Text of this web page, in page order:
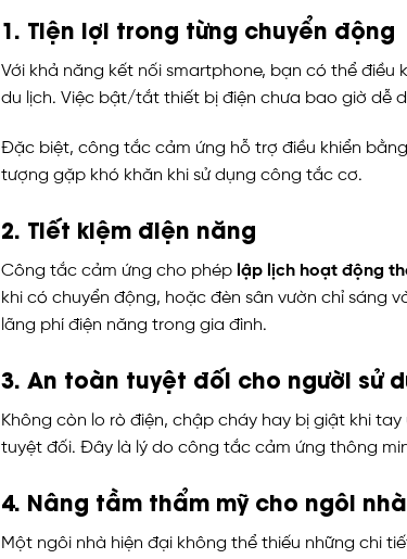
1. Tiện lợi trong từng chuyển động
Với khả năng kết nối smartphone, bạn có thể
du lịch. Việc bật/tắt thiết bị điện chưa bao giờ dễ
Đặc biệt, công tắc cảm ứng hỗ trợ điều khiển
tượng gặp khó khăn khi sử dụng công tắc cơ.
2. Tiết kiệm điện năng
Công tắc cảm ứng cho phép lập lịch hoạt động
khi có chuyển động, hoặc đèn sân vườn chỉ sáng
lãng phí điện năng trong gia đình.
3. An toàn tuyệt đối cho người sử
Không còn lo rò điện, chập cháy hay bị giật khi
tuyệt đối. Đây là lý do công tắc cảm ứng thông
4. Nâng tầm thẩm mỹ cho ngôi nhà
Một ngôi nhà hiện đại không thể thiếu những chi